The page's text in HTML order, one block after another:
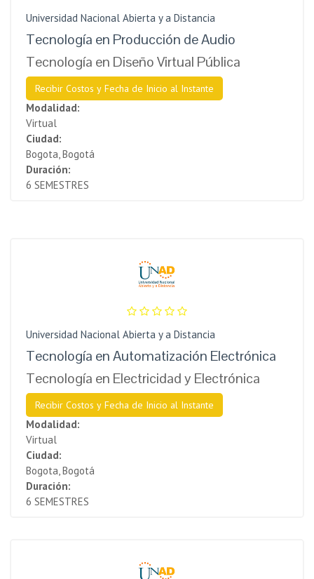
Universidad Nacional Abierta y a Distancia
Tecnología en Producción de Audio
Tecnología en Diseño Virtual Pública
Recibir Costos y Fecha de Inicio al Instante
Modalidad:
Virtual
Ciudad:
Bogota, Bogotá
Duración:
6 SEMESTRES
Universidad Nacional Abierta y a Distancia
Tecnología en Automatización Electrónica
Tecnología en Electricidad y Electrónica
Recibir Costos y Fecha de Inicio al Instante
Modalidad:
Virtual
Ciudad:
Bogota, Bogotá
Duración:
6 SEMESTRES